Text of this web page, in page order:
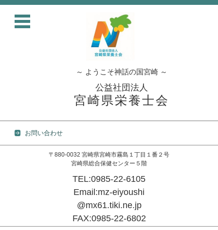
～ ようこそ神話の国宮崎 ～
公益社団法人
宮崎県栄養士会
お問い合わせ
〒880-0032 宮崎県宮崎市霧島１丁目１番２号
宮崎県総合保健センター５階
TEL:0985-22-6105
Email:mz-eiyoushi
@mx61.tiki.ne.jp
FAX:0985-22-6802
コンテンツに移動